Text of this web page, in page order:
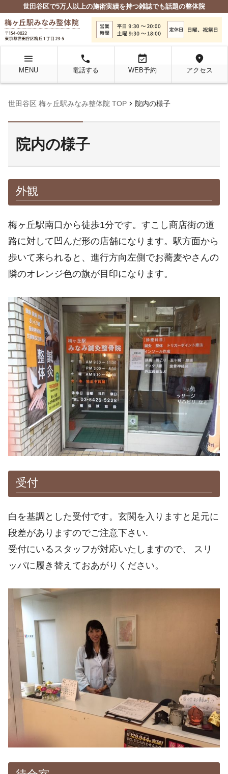
世田谷区で5万人以上の施術実績を持つ雑誌でも話題の整体院
menu
MENU
local_phone
電話する
event_available
WEB予約
location_on
アクセス
世田谷区 梅ヶ丘駅みなみ整体院 TOP chevron_right 院内の様子
院内の様子
外観
梅ヶ丘駅南口から徒歩1分です。すこし商店街の道
路に対して凹んだ形の店舗になります。駅方面から
歩いて来られると、進行方向左側でお蕎麦やさんの
隣のオレンジ色の旗が目印になります。
受付
白を基調とした受付です。玄関を入りますと足元に
段差がありますのでご注意下さい.
受付にいるスタッフが対応いたしますので、 スリ
ッパに履き替えておあがりください。